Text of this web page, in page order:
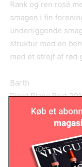
Rank og ren rosé
smagen i fin
underliggende
struktur med en
med et strejf af rød
Barth
Pinot Blanc Brut
DANSK
Ren og
kaffearoma. Blød
behagelig tørhed
de fleste, smager